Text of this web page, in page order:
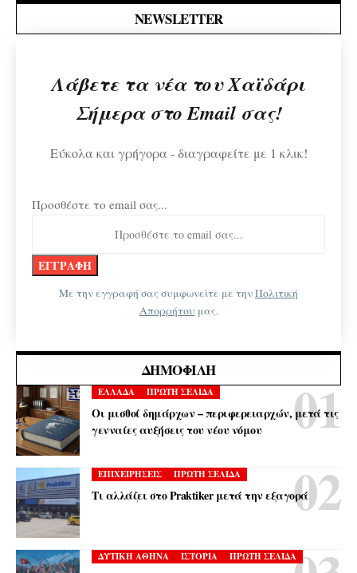
NEWSLETTER
Λάβετε τα νέα του Χαϊδάρι
Σήμερα στο Email σας!
Εύκολα και γρήγορα - διαγραφείτε με 1 κλικ!
Προσθέστε το email σας...
Με την εγγραφή σας συμφωνείτε με τηνΠολιτική
Απορρήτου μας.
ΔΗΜΟΦΙΛΉ
ΕΛΛΑΔΑ ΠΡΩΤΗ ΣΕΛΙΔΑ
Οι μισθοί δημάρχων – περιφερειαρχών, μετά τις
γενναίες αυξήσεις του νέου νόμου
ΕΠΙΧΕΙΡΗΣΕΙΣ ΠΡΩΤΗ ΣΕΛΙΔΑ
Τι αλλάζει στο Praktiker μετά την εξαγορά
ΔΥΤΙΚΗ ΑΘΗΝΑ ΙΣΤΟΡΙΑ ΠΡΩΤΗ ΣΕΛΙΔΑ